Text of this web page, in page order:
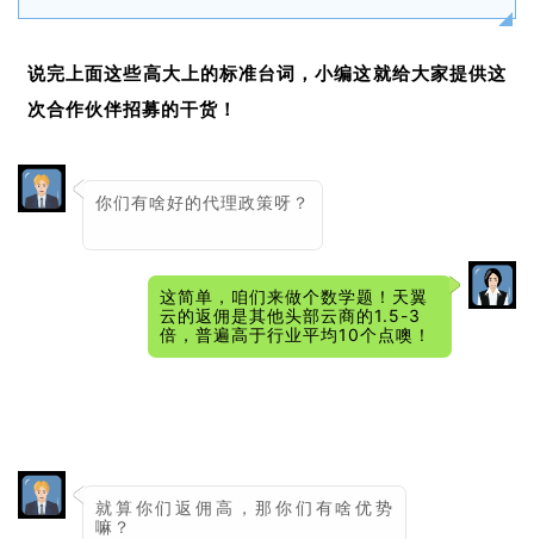
说完上面这些高大上的标准台词，小编这就给大家提供这
次合作伙伴招募的干货！
你们有啥好的代理政策呀？
这简单，咱们来做个数学题！天翼
云的返佣是其他头部云商的1.5-3
倍，普遍高于行业平均10个点噢！
就算你们返佣高，那你们有啥优势
嘛？